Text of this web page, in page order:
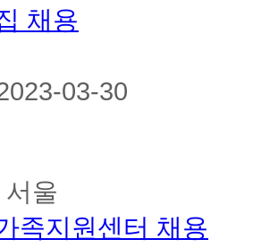
채용
03-30
서울
족지원센터 채용